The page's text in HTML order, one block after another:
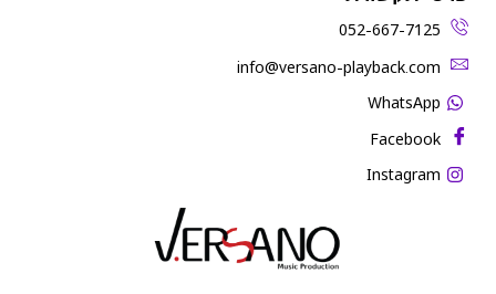
052-667-7125
‫info@versano-playback.com‬
WhatsApp
Facebook
Instagram